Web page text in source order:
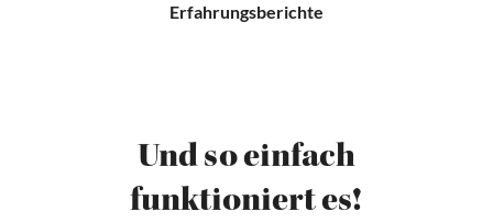
Erfahrungsberichte
Und so einfach
funktioniert es!